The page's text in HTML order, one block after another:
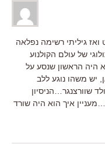
גיליתי רשימה נפלאה
של עולם הקולנוע
היה הראשון שנסע על
יש משהו נוגע ללב
שוורצנגר…הניסיון
איך הוא היה שורד